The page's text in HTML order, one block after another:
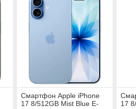
Смартфон Apple iPhone
17 8/512GB Mist Blue E-
17